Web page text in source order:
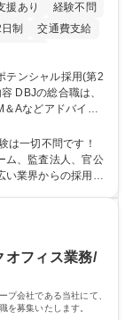
援あり
経験不問
制
交通費支給
Aなどアドバイザ
、複数の専門性を
成していただきま
ご活躍いただきま
別途その他労働条
は一切不問です！
ム、監査法人、官公
い業界からの採用実
ル採用（第2新
な時代を見据え
割を担いたい、と
オフィス業務/
プ会社である当社にて、
を募集いたします。